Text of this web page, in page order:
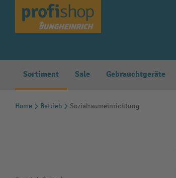
Zur Hauptnavigation springen
Sortiment Sale Gebrauchtgeräte
Home Betrieb Sozialraumeinrichtung